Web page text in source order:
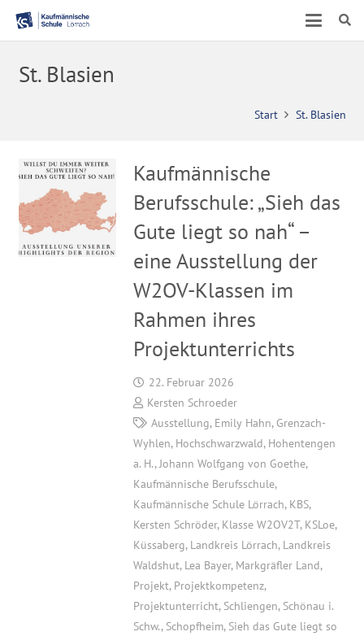
St. Blasien
Start St. Blasien
Kaufmännische
Berufsschule: „Sieh das
Gute liegt so nah“ –
eine Ausstellung der
W2OV-Klassen im
Rahmen ihres
Projektunterrichts
22. Februar 2026
Kersten Schroeder
Ausstellung, Emily Hahn, Grenzach-
Wyhlen, Hochschwarzwald, Hohentengen
a. H., Johann Wolfgang von Goethe,
Kaufmännische Berufsschule,
Kaufmännische Schule Lörrach, KBS,
Kersten Schröder, Klasse W2OV2T, KSLoe,
Küssaberg, Landkreis Lörrach, Landkreis
Waldshut, Lea Bayer, Markgräfler Land,
Projekt, Projektkompetenz,
Projektunterricht, Schliengen, Schönau i.
Schw., Schopfheim, Sieh das Gute liegt so